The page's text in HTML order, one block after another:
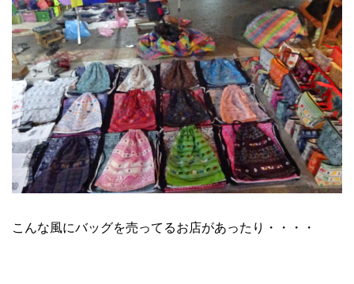
こんな風にバッグを売ってるお店があったり・・・・